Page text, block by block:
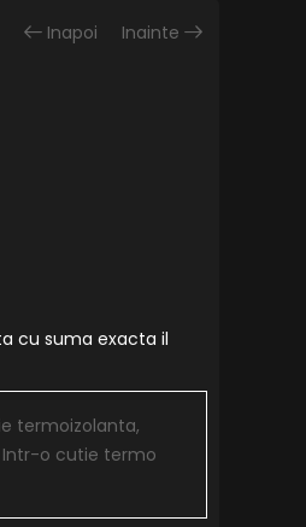
Inapoi Inainte
cu suma exacta il
termoizolanta,
Intr-o cutie termo